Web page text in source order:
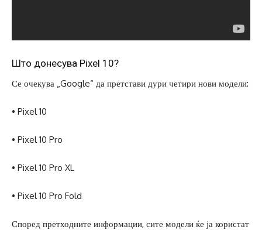
Што донесува Pixel 10?
Се очекува „Google“ да претстави дури четири нови модели:
• Pixel 10
• Pixel 10 Pro
• Pixel 10 Pro XL
• Pixel 10 Pro Fold
Според претходните информации, сите модели ќе ја користат